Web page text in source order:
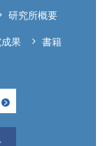
研究所概要
果 書籍